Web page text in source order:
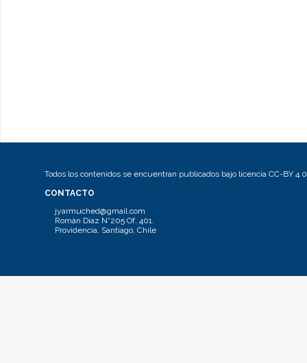
Todos los contenidos se encuentran publicados bajo licencia CC-BY 4.0
CONTACTO
jyarmuched@gmail.com
Román Díaz N°205 Of. 401.
Providencia, Santiago, Chile